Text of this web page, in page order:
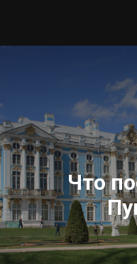
Что